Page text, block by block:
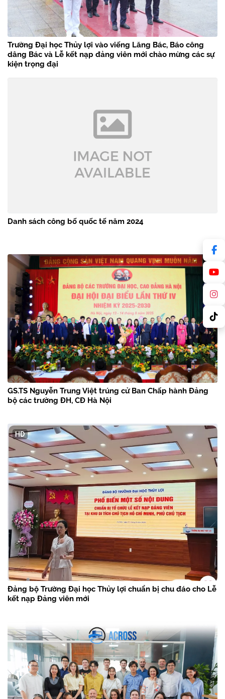
Trường Đại học Thủy lợi vào viếng Lăng Bác, Báo công
dâng Bác và Lễ kết nạp đảng viên mới chào mừng các sự
kiện trọng đại
Danh sách công bố quốc tế năm 2024
GS.TS Nguyễn Trung Việt trúng cử Ban Chấp hành Đảng
bộ các trường ĐH, CĐ Hà Nội
Đảng bộ Trường Đại học Thủy lợi chuẩn bị chu đáo cho Lễ
kết nạp Đảng viên mới